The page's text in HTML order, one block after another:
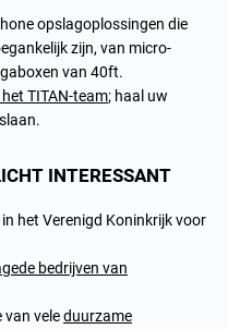
opslagoplossingen die
zijn, van micro-
van 40ft.
TITAN-team; haal uw
INTERESSANT
het Verenigd Koninkrijk voor
bedrijven van
van veleduurzame